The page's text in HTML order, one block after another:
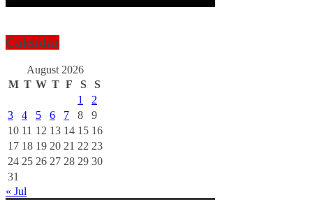
Calendar
August 2026
M T W T F S
S
1
2
3
4 5 6 7 8
9
10 11 12 13 14 15 16
17 18 19 20 21 22 23
24 25 26 27 28 29 30
31
« Jul